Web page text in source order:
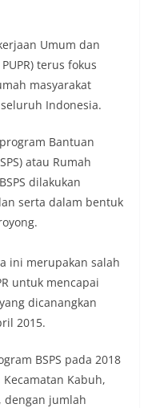
Umum dan
terus fokus
masyarakat
Indonesia.
Bantuan
atau Rumah
dilakukan
serta dalam bentuk
ini merupakan salah
untuk mencapai
dicanangkan
2015.
BSPS pada 2018
Kabuh,
dengan jumlah